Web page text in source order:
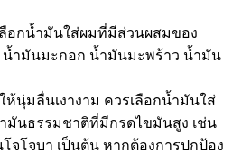
ลือกน้ำมันใส่ผมที่มีส่วนผสมของ
น้ำมันมะกอก น้ำมันมะพร้าว น้ำมัน
ห้นุ่มลื่นเงางาม ควรเลือกน้ำมันใส่
มันธรรมชาติที่มีกรดไขมันสูง เช่น
จโจบา เป็นต้น หากต้องการปกป้อง